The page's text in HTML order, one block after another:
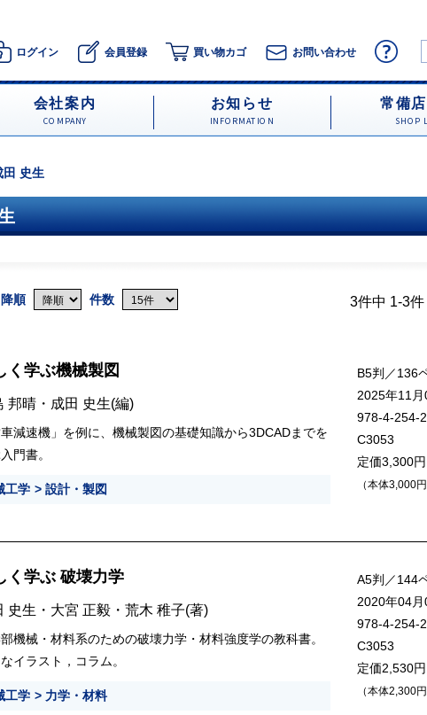
ログイン 会員登録 買い物カゴ お問い合わせ
会社案内
COMPANY
お知らせ
INFORMATION
常備
SHOP
史生
順 件数 3件中 1-3件
く学ぶ機械製図
邦晴 ・ 成田 史生(編)
車減速機」を例に、機械製図の基礎知識から3DCADまでを
門書。
工学 設計・製図
B5判／136
2025年11月
978-4-254-
C3053
定価3,300円
（本体3,000円
く学ぶ 破壊力学
史生 ・ 大宮 正毅 ・ 荒木 稚子(著)
機械・材料系のための破壊力学・材料強度学の教科書。
イラスト，コラム。
工学 力学・材料
A5判／144
2020年04月
978-4-254-
C3053
定価2,530円
（本体2,300円